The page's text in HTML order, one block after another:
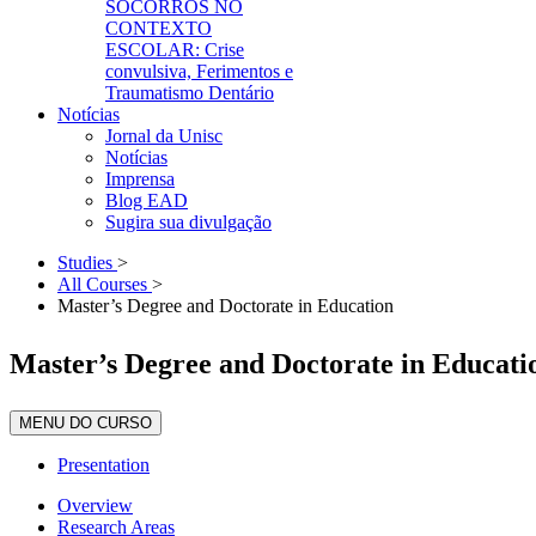
SOCORROS NO
CONTEXTO
ESCOLAR: Crise
convulsiva, Ferimentos e
Traumatismo Dentário
Notícias
Jornal da Unisc
Notícias
Imprensa
Blog EAD
Sugira sua divulgação
Studies >
All Courses >
Master’s Degree and Doctorate in Education
Master’s Degree and Doctorate in
MENU DO CURSO
Presentation
Overview
Research Areas